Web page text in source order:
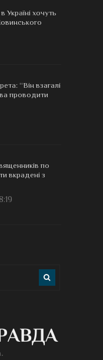
Україні хочуть
“Він взагалі
проводити
по
вкрадені з